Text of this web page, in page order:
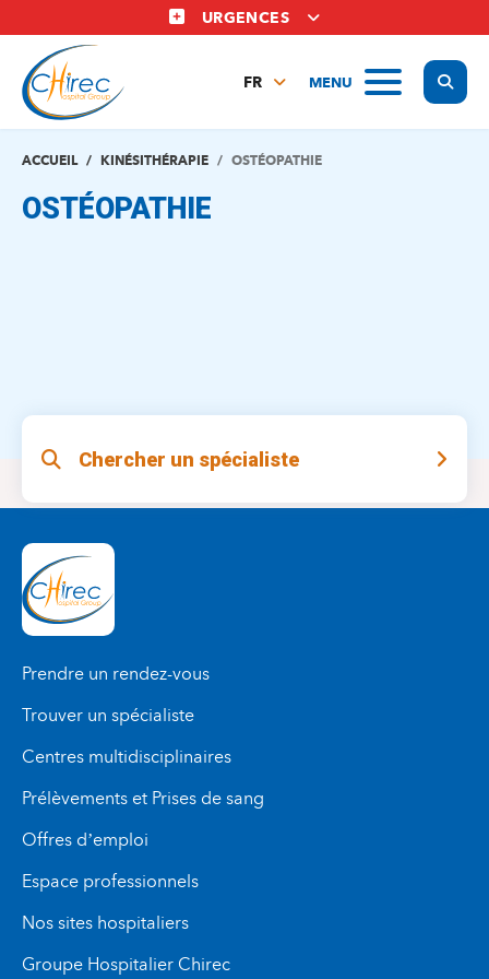
au
contenu
principal
URGENCES
MENU
FR
EN
ACCUEIL KINÉSITHÉRAPIE OSTÉOPATHIE
OSTÉOPATHIE
Chercher un spécialiste
Prendre un rendez-vous
Trouver un spécialiste
Centres multidisciplinaires
Prélèvements et Prises de sang
Offres d’emploi
Espace professionnels
Nos sites hospitaliers
Groupe Hospitalier Chirec